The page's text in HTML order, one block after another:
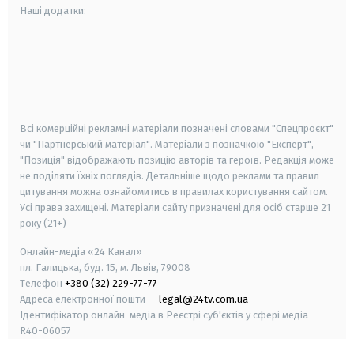
Наші додатки:
Всі комерційні рекламні матеріали позначені словами "Спецпроєкт"
чи "Партнерський матеріал". Матеріали з позначкою "Експерт",
"Позиція" відображають позицію авторів та героїв. Редакція може
не поділяти їхніх поглядів. Детальніше щодо реклами та правил
цитування можна ознайомитись в правилах користування сайтом.
Усі права захищені. Матеріали сайту призначені для осіб старше 21
року (21+)
Онлайн-медіа «24 Канал»
пл. Галицька, буд. 15, м. Львів, 79008
Телефон +380 (32) 229-77-77
Адреса електронної пошти — legal@24tv.com.ua
Ідентифікатор онлайн-медіа в Реєстрі суб'єктів у сфері медіа —
R40-06057